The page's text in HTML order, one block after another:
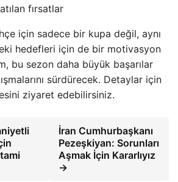
fırsatlar
için sadece bir kupa değil, aynı
hedefleri için de bir motivasyon
bu sezon daha büyük başarılar
sürdürecek. Detaylar için
ziyaret edebilirsiniz.
İran Cumhurbaşkanı
Pezeşkiyan: Sorunları
Aşmak İçin Kararlıyız
→